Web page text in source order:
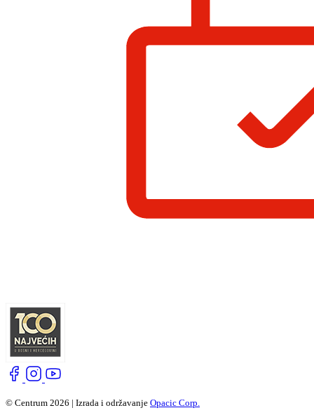
© Centrum 2026 | Izrada i održavanje Opacic Corp.